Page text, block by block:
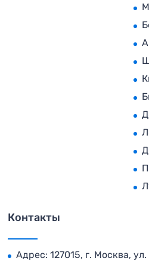
Контакты
Адрес: 127015, г. Москва,